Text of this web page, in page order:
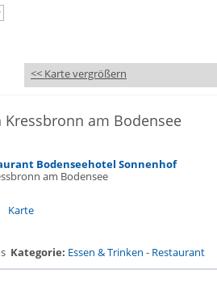
<< Karte vergrößern
Kressbronn am Bodensee
Bodenseehotel Sonnenhof
am Bodensee
Karte
Kategorie: Essen & Trinken - Restaurant